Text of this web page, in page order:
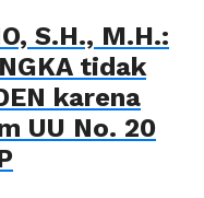
S.H., M.H.:
tidak
karena
UU No. 20